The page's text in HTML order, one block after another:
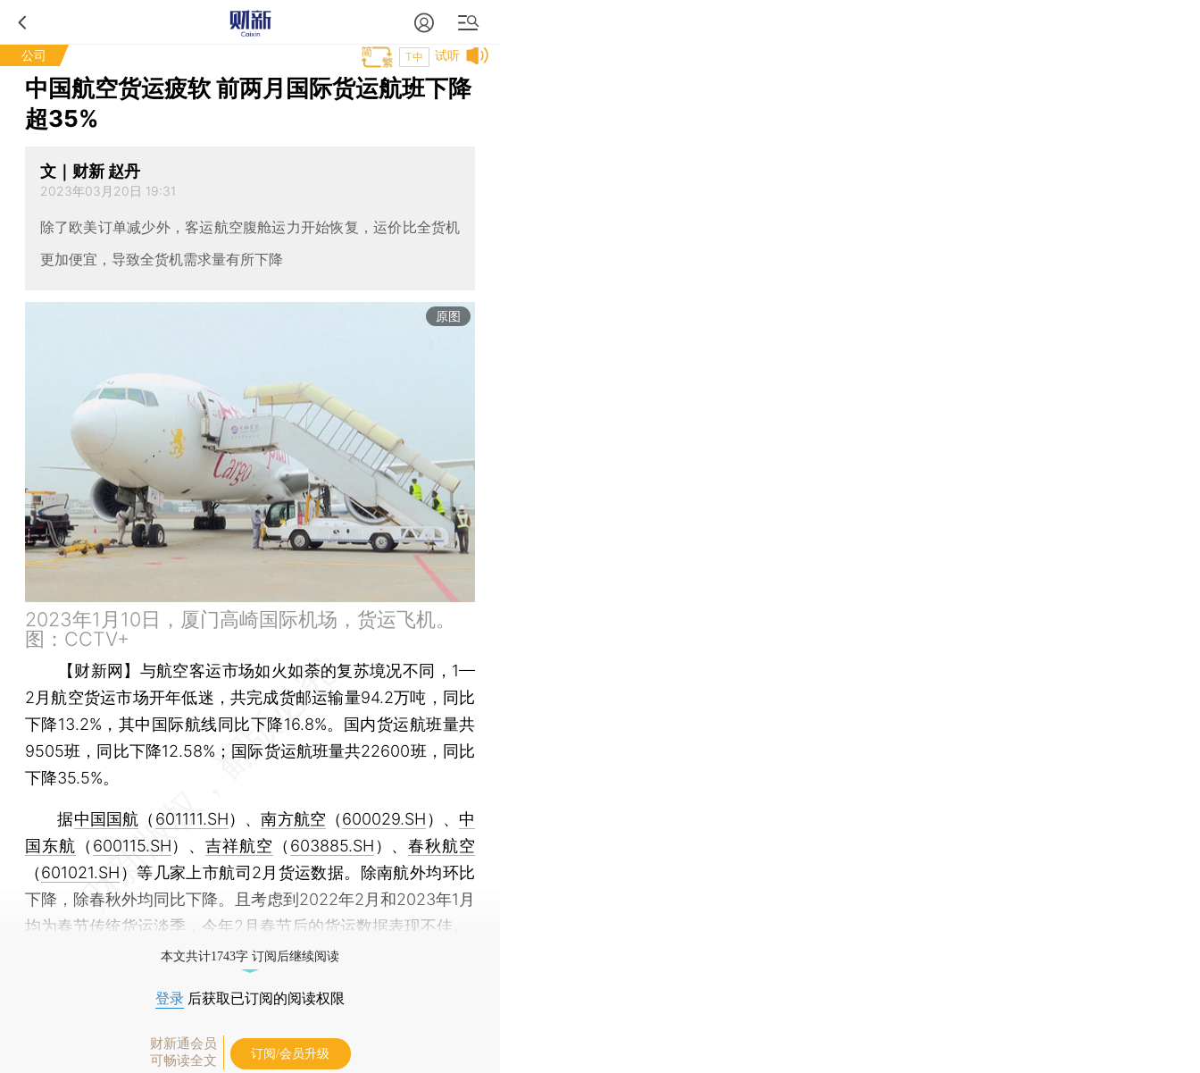
公司 试听
T中
中国航空货运疲软 前两月国际货运航班下降
超35%
文｜财新 赵丹
2023年03月20日 19:31
除了欧美订单减少外，客运航空腹舱运力开始恢复，运价比全货机
更加便宜，导致全货机需求量有所下降
原图
2023年1月10日，厦门高崎国际机场，货运飞机。
图：CCTV+
【财新网】 与航空客运市场如火如荼的复苏境况不同，1—
2月航空货运市场开年低迷，共完成货邮运输量94.2万吨，同比
下降13.2%，其中国际航线同比下降16.8%。国内货运航班量共
9505班，同比下降12.58%；国际货运航班量共22600班，同比
下降35.5%。
据中国国航 （ 601111.SH）、南方航空 （600029.SH ）、 中
国东航 （ 600115.SH）、吉祥航空 （ 603885.SH ）、春秋航空
（601021.SH）等几家上市航司2月货运数据。除南航外均环比
下降，除春秋外均同比下降。且考虑到2022年2月和2023年1月
均为春节传统货运淡季，今年2月春节后的货运数据表现不佳。
本文共计1743字 订阅后继续阅读
登录 后获取已订阅的阅读权限
财新通会员
可畅读全文
订阅/会员升级